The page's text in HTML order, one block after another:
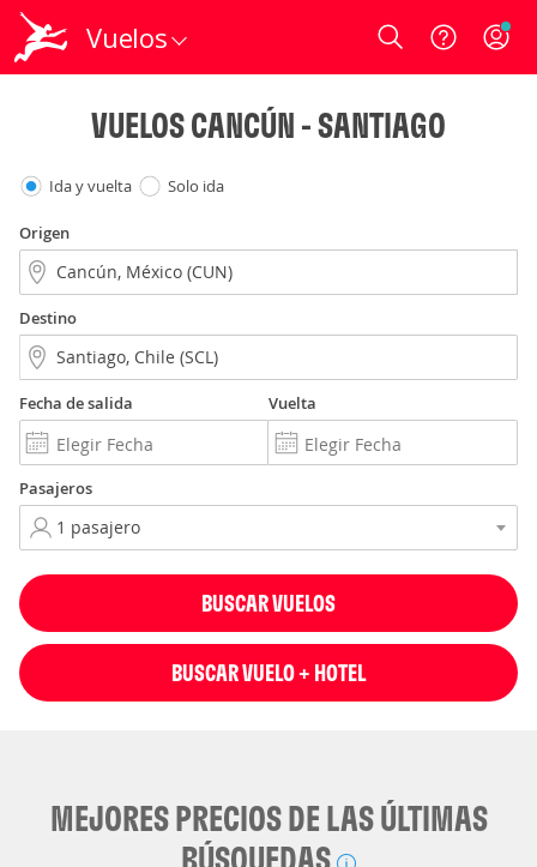
Vuelos Login
VUELOS CANCÚN - SANTIAGO
Ida y vuelta Solo ida
Origen
Destino
Fecha de salida Vuelta
Pasajeros
BUSCAR VUELOS
BUSCAR VUELO + HOTEL
MEJORES PRECIOS DE LAS ÚLTIMAS